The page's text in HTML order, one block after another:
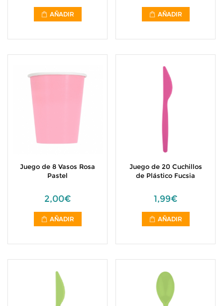
AÑADIR AÑADIR
Juego de 8 Vasos Rosa
Pastel
2,00€
AÑADIR
Juego de 20 Cuchillos
de Plástico Fucsia
1,99€
AÑADIR